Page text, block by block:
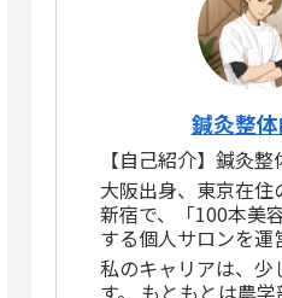
鍼灸整
【自己紹介】鍼灸
大阪出身、東京在住
新宿で、「100本美
する個人サロンを運
私のキャリアは、少
す。 もともとは農